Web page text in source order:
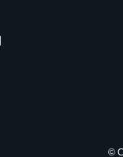
©